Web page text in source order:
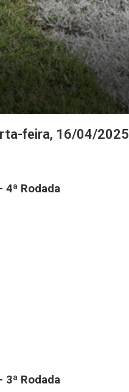
feira, 16/04/2025
4ª Rodada
3ª Rodada